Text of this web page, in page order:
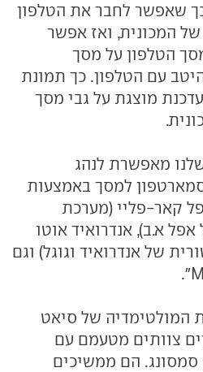
שאפשר לחבר את הטלפון
ישירות לשקע ה-USB של המכונית, ואז אפשר
הטלפון על מסך
עם הטלפון. כך תמונת
מוצגת על גבי מסך
מאפשרת לנהג
למסך באמצעות
קאר-פליי (מערכת
א.ב), אנדרואיד אוטו
של אנדרואיד וגוגל) וגם
המולטימדיה של סיאט
צוותים מטעמם עם
סמסונג. הם ממשיכים